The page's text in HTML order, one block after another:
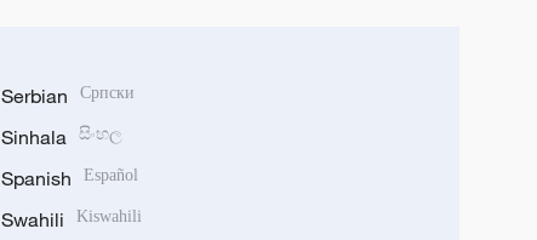
Serbian Српски
Sinhala සිංහල
Spanish Español
Swahili Kiswahili